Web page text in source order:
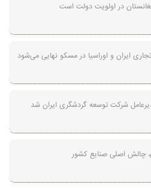
در اولویت دولت است
ایران و اوراسیا در مسکو نهایی می‌شود
شرکت توسعه گردشگری ایران شد
چالش اصلی صنایع کشور